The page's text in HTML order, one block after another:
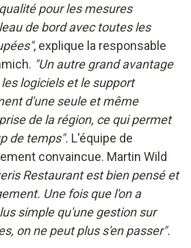
pour les mesures
de bord avec toutes les
, explique la responsable
"Un autre grand avantage
logiciels et le support
d'une seule et même
de la région, ce qui permet
de temps". L'équipe de
convaincue. Martin Wild
Restaurant est bien pensé et
Une fois que l'on a
simple qu'une gestion sur
on ne peut plus s'en passer".